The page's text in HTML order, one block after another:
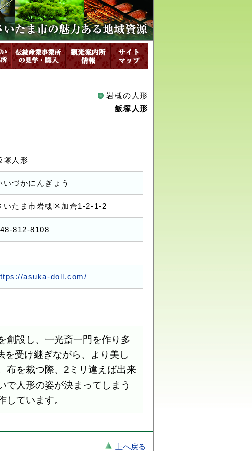
岩槻の人形
飯塚人形
塚人形
いづかにんぎょう
いたま市岩槻区加倉1-2-1-2
812-8108
asuka-doll.com/
設し、一光斎一門を作り多
受け継ぎながら、より美し
布を裁つ際、2ミリ違えば出来
で人形の姿が決まってしまう
ています。
上へ戻る